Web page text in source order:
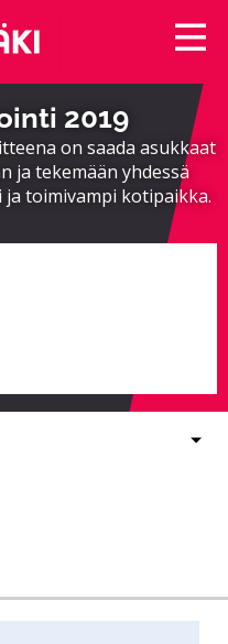
2019
on saada asukkaat
ja tekemään yhdessä
toimivampi kotipaikka.